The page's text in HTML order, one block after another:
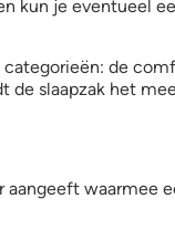
kun je eventueel
categorieën: de
slaapzak het
aangeeft